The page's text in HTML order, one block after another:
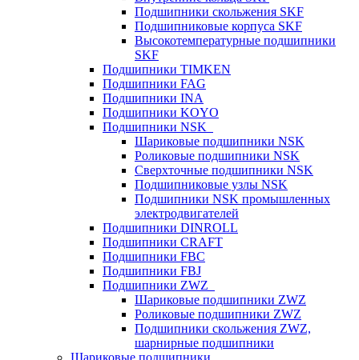
Подшипники скольжения SKF
Подшипниковые корпуса SKF
Высокотемпературные подшипники
SKF
Подшипники TIMKEN
Подшипники FAG
Подшипники INA
Подшипники KOYO
Подшипники NSK
Шариковые подшипники NSK
Роликовые подшипники NSK
Сверхточные подшипники NSK
Подшипниковые узлы NSK
Подшипники NSK промышленных
электродвигателей
Подшипники DINROLL
Подшипники CRAFT
Подшипники FBC
Подшипники FBJ
Подшипники ZWZ
Шариковые подшипники ZWZ
Роликовые подшипники ZWZ
Подшипники скольжения ZWZ,
шарнирные подшипники
Шариковые подшипники